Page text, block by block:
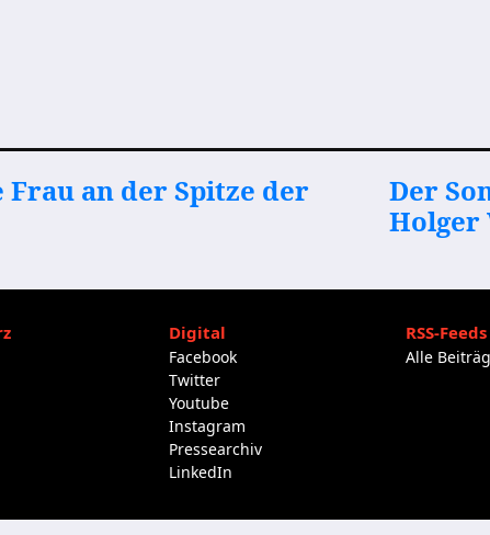
Frau an der Spitze der
Der
Holger
Digital
Facebook
Twitter
Youtube
Instagram
Pressearchiv
LinkedIn
RSS-Feeds
Alle